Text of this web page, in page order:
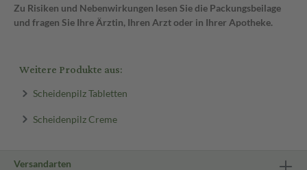
Zu Risiken und Nebenwirkungen lesen Sie die Packungsbeilage
und fragen Sie Ihre Ärztin, Ihren Arzt oder in Ihrer Apotheke.
Weitere Produkte aus:
Scheidenpilz Tabletten
Scheidenpilz Creme
Versandarten